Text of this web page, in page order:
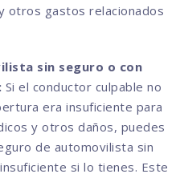
otros gastos relacionados
sin seguro o con
Si el conductor culpable no
era insuficiente para
y otros daños, puedes
de automovilista sin
si lo tienes. Este